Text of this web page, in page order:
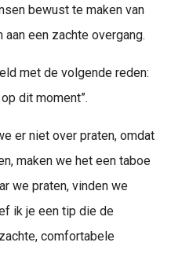
bewust te maken van
een zachte overgang.
met de volgende reden:
dit moment”.
er niet over praten, omdat
maken we het een taboe
we praten, vinden we
ik je een tip die de
comfortabele